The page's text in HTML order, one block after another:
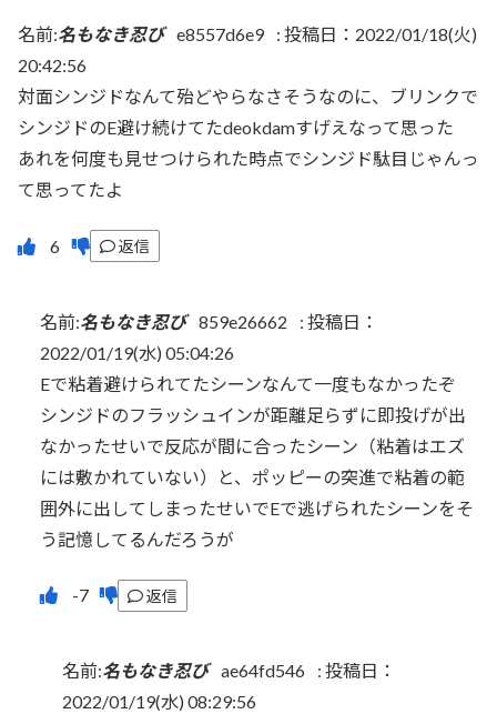
名前:名もなき忍び e8557d6e9 : 投稿日：2022/01/18(火)
20:42:56
対面シンジドなんて殆どやらなさそうなのに、ブリンクで
シンジドのE避け続けてたdeokdamすげえなって思った
あれを何度も見せつけられた時点でシンジド駄目じゃんっ
て思ってたよ
返信
名前:名もなき忍び 859e26662 : 投稿日：
2022/01/19(水) 05:04:26
Eで粘着避けられてたシーンなんて一度もなかったぞ
シンジドのフラッシュインが距離足らずに即投げが出
なかったせいで反応が間に合ったシーン（粘着はエズ
には敷かれていない）と、ポッピーの突進で粘着の範
囲外に出してしまったせいでEで逃げられたシーンをそ
う記憶してるんだろうが
返信
名前:名もなき忍び ae64fd546 : 投稿日：
2022/01/19(水) 08:29:56